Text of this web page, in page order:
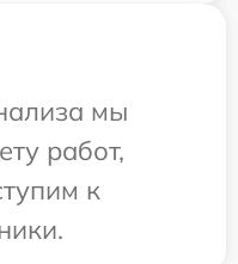
мы
работ,
к